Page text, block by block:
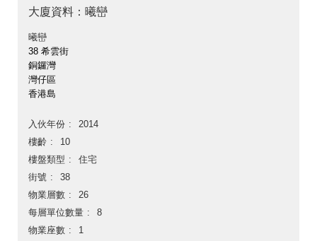
大廈資料：曦巒
曦巒
38 希雲街
銅鑼灣
灣仔區
香港島
入伙年份
2014
樓齡
10
樓盤類型
住宅
街號
38
物業層數
26
每層單位數量
8
物業座數
1